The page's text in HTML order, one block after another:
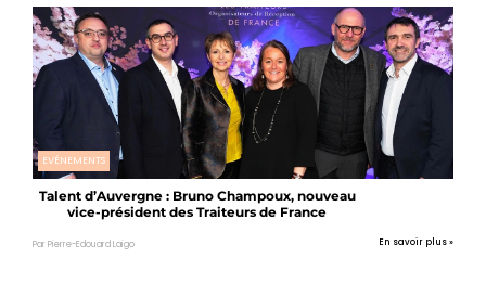
EVÉNEMENTS
Talent d’Auvergne : Bruno Champoux, nouveau
vice-président des Traiteurs de France
Par Pierre-Edouard Laigo En savoir plus »